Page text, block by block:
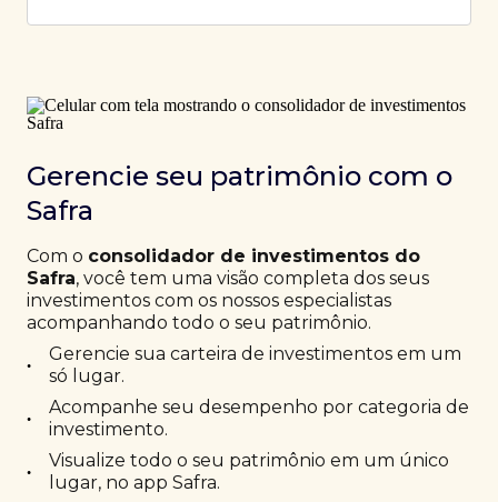
Gerencie seu patrimônio com o
Safra
Com o consolidador de investimentos do
Safra, você tem uma visão completa dos seus
investimentos com os nossos especialistas
acompanhando todo o seu patrimônio.
•
Gerencie sua carteira de investimentos em um
só lugar.
•
Acompanhe seu desempenho por categoria de
investimento.
•
Visualize todo o seu patrimônio em um único
lugar, no app Safra.